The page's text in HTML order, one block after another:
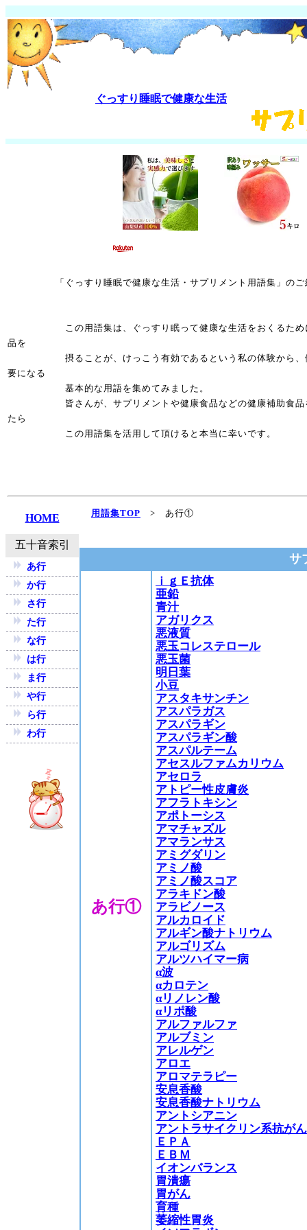
ぐっすり睡眠で健康な生活
「ぐっすり睡眠で健康な生活・ サプリメント 用語集」のご
この用語集は、ぐっすり眠って健康な生活をおくるために
品 を
摂ることが、けっこう有効であるという私の体験から、
要になる
基本的な用語を集めてみました。
皆さんが、サプリメントや健康食品などの健康補助食品を
たら
この用語集を活用して頂けると本当に幸いです。
HOME 用語集TOP > あ行①
サ
あ行①
ｉｇＥ抗体
亜鉛
青汁
アガリクス
悪液質
悪玉コレステロール
悪玉菌
明日葉
小豆
アスタキサンチン
アスパラガス
アスパラギン
アスパラギン酸
アスパルテーム
アセスルファムカリウム
アセロラ
アトピー性皮膚炎
アフラトキシン
アポトーシス
アマチャズル
アマランサス
アミグダリン
アミノ酸
アミノ酸スコア
アラキドン酸
アラビノース
アルカロイド
アルギン酸ナトリウム
アルゴリズム
アルツハイマー病
α波
αカロテン
αリノレン酸
αリポ酸
アルファルファ
アルブミン
アレルゲン
アロエ
アロマテラピー
安息香酸
安息香酸ナトリウム
アントシアニン
アントラサイクリン系抗が
ＥＰＡ
ＥＢＭ
イオンバランス
胃潰瘍
胃がん
育種
萎縮性胃炎
五十音索引
あ行
か行
さ行
た行
な行
は行
ま行
や行
ら行
わ行